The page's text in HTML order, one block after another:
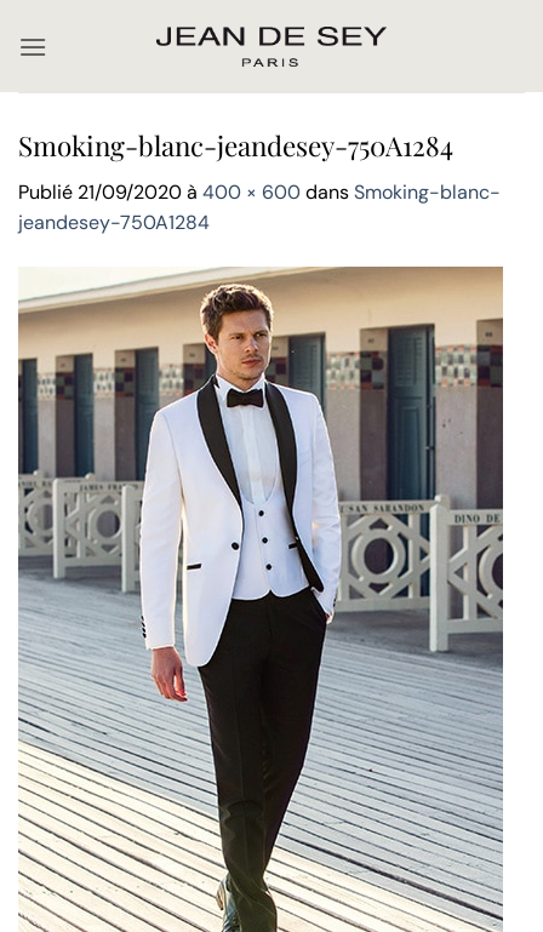
Smoking-blanc-jeandesey-750A1284
Publié 21/09/2020à 400 × 600dansSmoking-blanc-
jeandesey-750A1284